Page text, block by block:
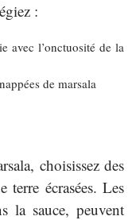
:
avec l’onctuosité de la
de marsala
choisissez des
terre écrasées. Les
la sauce, peuvent